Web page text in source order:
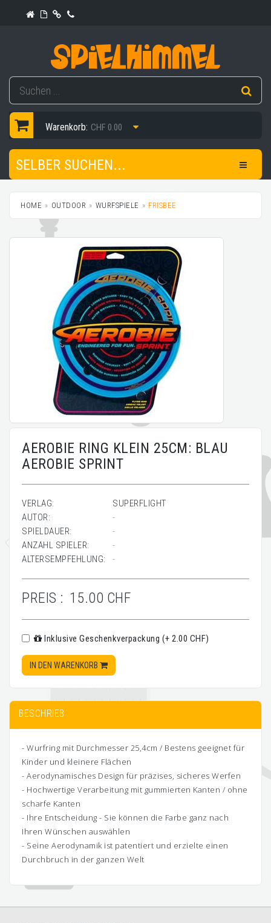
Warenkorb: CHF 0.00
SELBER SUCHEN...
HOME OUTDOOR WURFSPIELE FRISBEE
AEROBIE RING KLEIN 25CM: BLAU
AEROBIE SPRINT
VERLAG:
SUPERFLIGHT
AUTOR:
-
SPIELDAUER:
-
ANZAHL SPIELER:
-
ALTERSEMPFEHLUNG:
-
PREIS : 15.00 CHF
Inklusive Geschenkverpackung (+ 2.00 CHF)
IN DEN WARENKORB
BESCHRIEB
- Wurfring mit Durchmesser 25,4cm / Bestens geeignet für
Kinder und kleinere Flächen
- Aerodynamisches Design für präzises, sicheres Werfen
- Hochwertige Verarbeitung mit gummierten Kanten / ohne
scharfe Kanten
- Ihre Entscheidung - Sie können die Farbe ganz nach
Ihren Wünschen auswählen
- Seine Aerodynamik ist patentiert und erzielte einen
Durchbruch in der ganzen Welt